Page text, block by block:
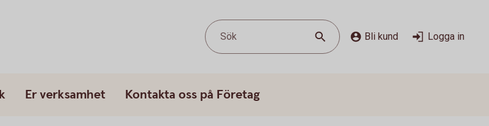
Sök Bli kund Logga in
Er verksamhet Kontakta oss på Företag